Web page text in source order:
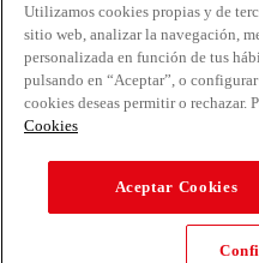
Utilizamos cookies propias y de
sitio web, analizar la navegación,
personalizada en función de tus
pulsando en “Aceptar”, o
cookies deseas permitir o rechazar.
Cookies
Aceptar Cookies